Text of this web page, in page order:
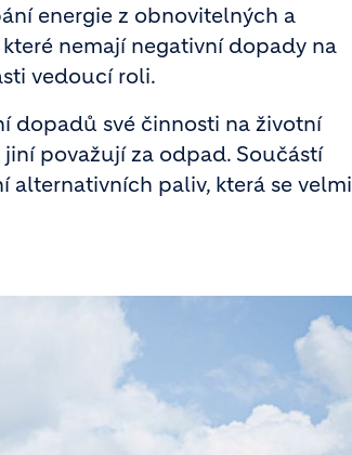
energie z obnovitelných a
nemají negativní dopady na
vedoucí roli.
dopadů své činnosti na životní
považují za odpad. Součástí
alternativních paliv, která se velmi